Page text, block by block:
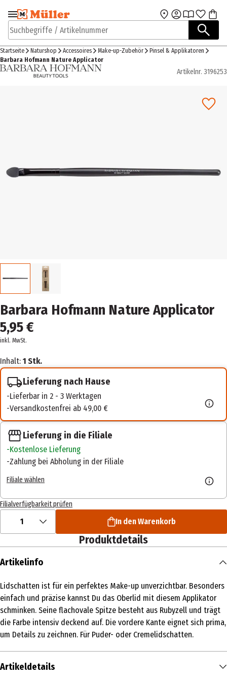
Zur Navigation
springen
Zum Hauptinhalt
Suchbegriffe / Artikelnummer
Startseite Naturshop Accessoires Make-up-Zubehör
Pinsel & Applikatoren
Barbara Hofmann Nature Applicator
Artikelnr. 3196253
Barbara Hofmann Nature Applicator
5,95 €
inkl. MwSt.
Inhalt: 1 Stk.
Lieferung nach Hause
Lieferbar in 2 - 3 Werktagen
Versandkostenfrei ab 49,00 €
Lieferung in die Filiale
Kostenlose Lieferung
Zahlung bei Abholung in der Filiale
Filiale wählen
Filialverfügbarkeit prüfen
1 In den Warenkorb
Produktdetails
Artikelinfo
Lidschatten ist für ein perfektes Make-up unverzichtbar. Besonders
einfach und präzise kannst Du das Oberlid mit diesem Applikator
schminken. Seine flachovale Spitze besteht aus Rubyzell und trägt
die Farbe intensiv deckend auf. Die vordere Kante eignet sich prima,
um Details zu zeichnen. Für Puder- oder Cremelidschatten.
Artikeldetails